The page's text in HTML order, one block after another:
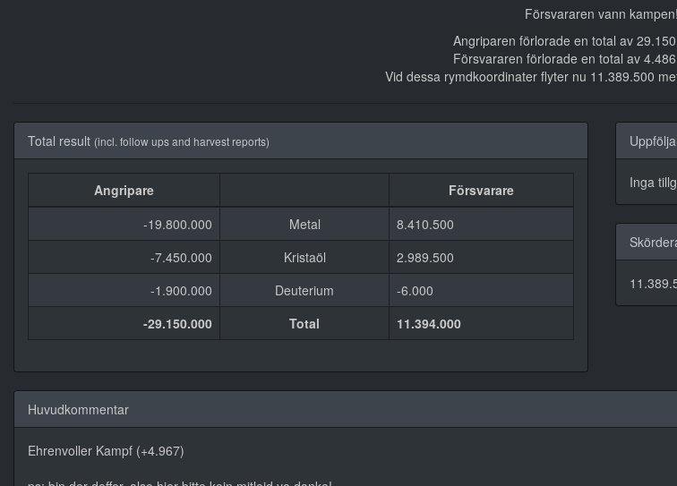
Försvararen vann kampen!
Angriparen förlorade en total av
Försvararen förlorade en total av
Vid dessa rymdkoordinater flyter nu 11.389.500
Total result (incl. follow ups and harvest reports)
Angripare
Försvarare
-19.800.000
Metal
8.410.500
-7.450.000
Kristaöl
2.989.500
-1.900.000
Deuterium
-6.000
-29.150.000
Total 11.394.000
Inga
Huvudkommentar
Ehrenvoller Kampf (+4.967)